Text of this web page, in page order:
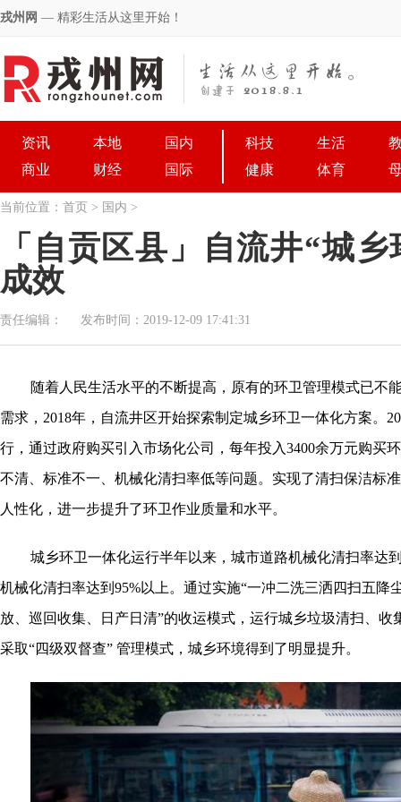
戎州网 — 精彩生活从这里开始！
资讯 本地 国内 科技 生活
商业
财经 国际 健康 体育
当前位置： 首页 > 国内 >
「自贡区县」自流井“城
成效
责任编辑： 发布时间：2019-12-09 17:41:31
随着人民生活水平的不断提高，原有的环卫管理模式已不
需求，2018年，自流井区开始探索制定城乡环卫一体化方案。
行，通过政府购买引入市场化公司，每年投入3400余万元购买
不清、标准不一、机械化清扫率低等问题。实现了清扫保洁标
人性化，进一步提升了环卫作业质量和水平。
城乡环卫一体化运行半年以来，城市道路机械化清扫率达
机械化清扫率达到95%以上。通过实施“一冲二洗三洒四扫五降
放、巡回收集、日产日清”的收运模式，运行城乡垃圾清扫、
采取“四级双督查” 管理模式，城乡环境得到了明显提升。